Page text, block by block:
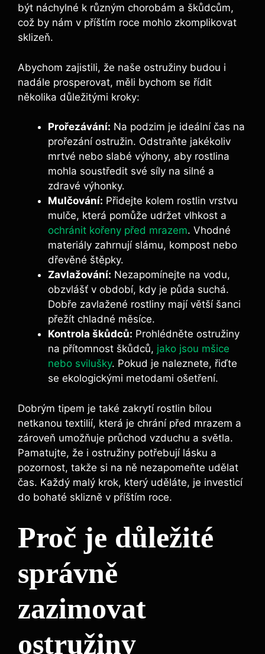
být náchylné k různým chorobám a škůdcům,
což by nám v příštím roce mohlo zkomplikovat
sklizeň.
Abychom zajistili, že naše ostružiny budou i
nadále prosperovat, měli bychom se řídit
několika důležitými kroky:
Prořezávání: Na podzim je ideální čas na
prořezání ostružin. Odstraňte jakékoliv
mrtvé nebo slabé výhony, aby rostlina
mohla soustředit své síly na silné a
zdravé výhonky.
Mulčování: Přidejte kolem rostlin vrstvu
mulče, která pomůže udržet vlhkost a
ochránit kořeny před mrazem. Vhodné
materiály zahrnují slámu, kompost nebo
dřevěné štěpky.
Zavlažování: Nezapomínejte na vodu,
obzvlášť v období, kdy je půda suchá.
Dobře zavlažené rostliny mají větší šanci
přežít chladné měsíce.
Kontrola škůdců: Prohlédněte ostružiny
na přítomnost škůdců, jako jsou mšice
nebo svilušky. Pokud je naleznete, řiďte
se ekologickými metodami ošetření.
Dobrým tipem je také zakrytí rostlin bílou
netkanou textilií, která je chrání před mrazem a
zároveň umožňuje průchod vzduchu a světla.
Pamatujte, že i ostružiny potřebují lásku a
pozornost, takže si na ně nezapomeňte udělat
čas. Každý malý krok, který uděláte, je investicí
do bohaté sklizně v příštím roce.
Proč je důležité
správně
zazimovat
ostružiny